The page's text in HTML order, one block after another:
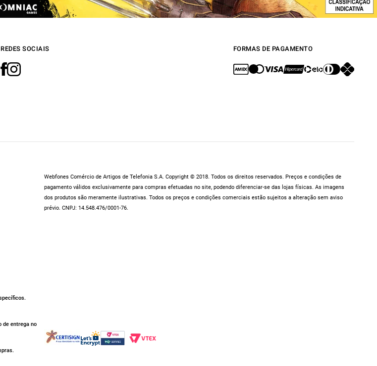
REDES SOCIAIS FORMAS DE PAGAMENTO
de entrega no
Webfones Comércio de Artigos de Telefonia S.A. Copyright © 2018. Todos os direitos reservados. Preços e condições de
pagamento válidos exclusivamente para compras efetuadas no site, podendo diferenciar-se das lojas físicas. As imagens
dos produtos são meramente ilustrativas. Todos os preços e condições comerciais estão sujeitos a alteração sem aviso
prévio. CNPJ: 14.548.476/0001-76.